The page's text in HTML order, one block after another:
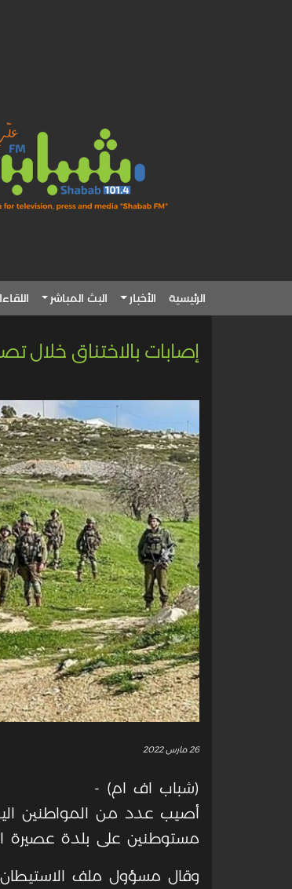
الرئيسية الأخبار البث المباشر
إصابات بالاختناق خلال
26 مارس 2022
(شباب اف ام) -
أصيب عدد من المواطنين
مستوطنين على بلدة عصيرة
وقال مسؤول ملف